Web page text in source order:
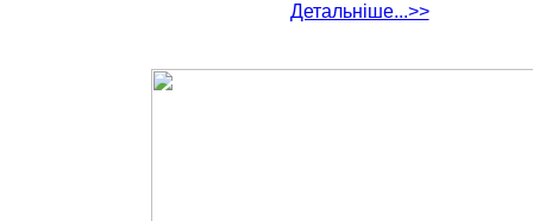
Детальніше...>>